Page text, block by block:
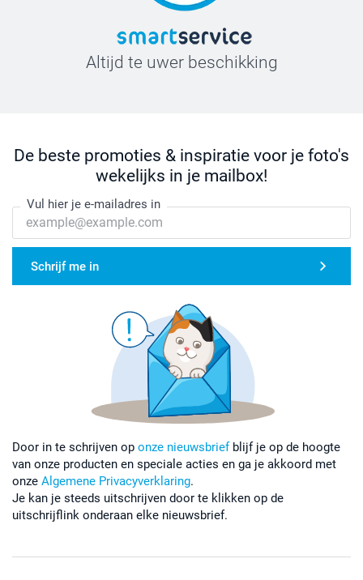
Altijd te uwer beschikking
De beste promoties & inspiratie voor je foto's
wekelijks in je mailbox!
Vul hier je e-mailadres in
Schrijf me in
Door in te schrijven op onze nieuwsbriefblijf je op de hoogte
van onze producten en speciale acties en ga je akkoord met
onze Algemene Privacyverklaring.
Je kan je steeds uitschrijven door te klikken op de
uitschrijflink onderaan elke nieuwsbrief.